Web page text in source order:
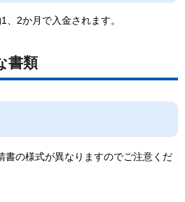
2か月で入金されます。
書類
書の様式が異なりますのでご注意くだ